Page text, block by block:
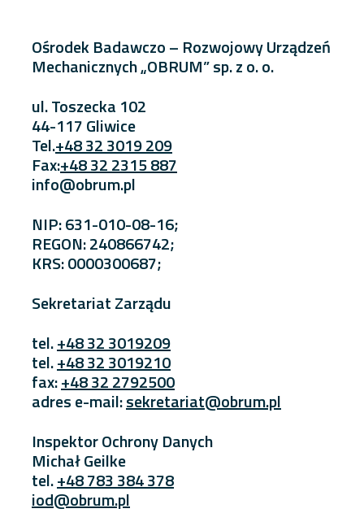
Ośrodek Badawczo – Rozwojowy Urządzeń
Mechanicznych „OBRUM” sp. z o. o.
ul. Toszecka 102
44-117 Gliwice
Tel.+48 32 3019 209
Fax:+48 32 2315 887
info@obrum.pl
NIP: 631-010-08-16;
REGON: 240866742;
KRS: 0000300687;
Sekretariat Zarządu
tel.+48 32 3019209
tel.+48 32 3019210
fax:+48 32 2792500
adres e-mail:sekretariat@obrum.pl
Inspektor Ochrony Danych
Michał Geilke
tel.+48 783 384 378
iod@obrum.pl